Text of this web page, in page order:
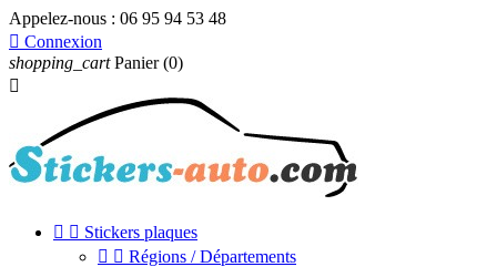
Appelez-nous : 06 95 94 53 48
 Connexion
shopping_cart Panier (0)

  Stickers plaques
  Régions / Départements